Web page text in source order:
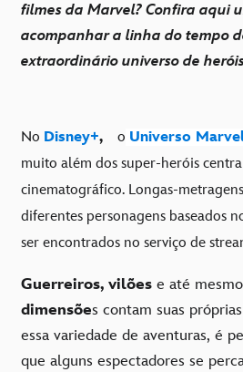
filmes da Marvel? Confira aqui
acompanhar a linha do tempo
extraordinário universo de
No Disney+, o Universo
muito além dos super-heróis
cinematográfico. Longas-
diferentes personagens baseados
ser encontrados no serviço de
Guerreiros, vilões e até mesmo
dimensões contam suas
essa variedade de aventuras, é
que alguns espectadores se